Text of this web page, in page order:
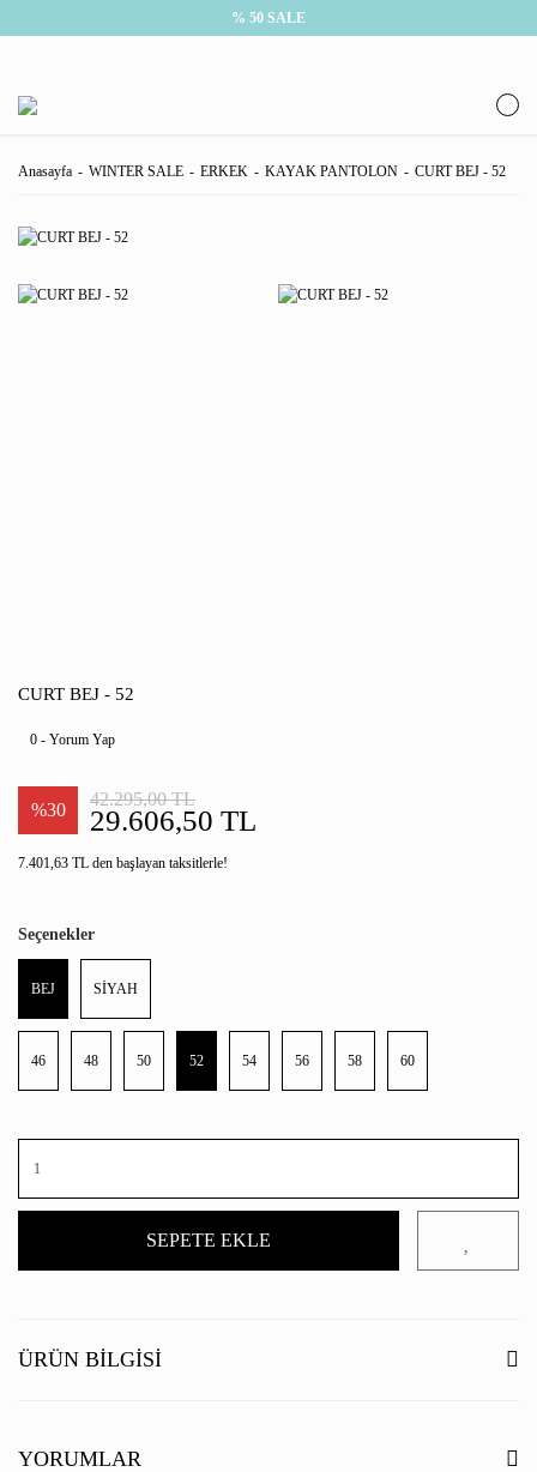
% 50 SALE
Anasayfa WINTER SALE ERKEK KAYAK PANTOLON CURT BEJ - 52
CURT BEJ - 52
0 - Yorum Yap
%30 29.606,50 TL
42.295,00 TL
7.401,63 TL den başlayan taksitlerle!
Seçenekler
BEJ SİYAH
46 48 50 52 54 56 58 60
SEPETE EKLE
ÜRÜN BILGISI
YORUMLAR